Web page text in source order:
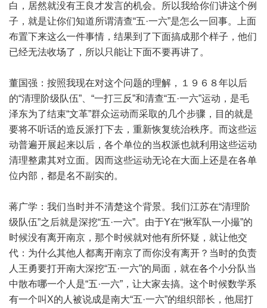
白，居然就没有王良才发言的机会。所以我给你们讲这个例
子，就是让你们知道所谓清查“五·一六”是怎么一回事。上面
布置下来这么一件事情，结果到了下面搞成那个样子，他们
已经无法收场了，所以只能让下面不要再讲了。
董国强：按照我现在对这个问题的理解，１９６８年以后
的“清理阶级队伍”、“一打三反”和清查“五·一六”运动，是毛
泽东为了结束“文革”群众运动而采取的几个步骤，目的就是
要将不听话的造反派打下去，重新恢复统治秩序。而这些运
动普遍开展起来以后，各个单位的当权派也就利用这些运动
清理整肃其对立面。因而这些运动无论在大面上还是在各单
位内部，都是名不副实的。
蒋广学：我们当时并不清楚这个背景。我们江苏在“清理阶
级队伍”之后就是深挖“五·一六”。由于Y在“揪军队一小撮”的
时候没有离开南京，那个时候就对他有所怀疑，就让他交
代：为什么其他人都离开南京了而你没有离开？当时的负责
人王勇要打开南大深挖“五·一六”的局面，就在各个小分队当
中散布哪一个人是“五·一六”，让大家去搞。这个时候数学系
有一个叫X的人被说成是南大“五·一六”的组织部长，他屈打